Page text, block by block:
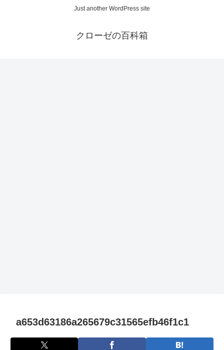
Just another WordPress site
クローゼの百科箱
a653d63186a265679c31565efb46f1c1